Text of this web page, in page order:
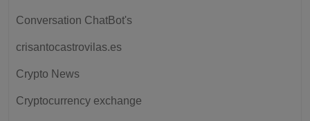
Conversation ChatBot's
crisantocastrovilas.es
Crypto News
Cryptocurrency exchange